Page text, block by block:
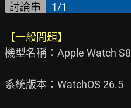
討論串 1/1
【一般問題】
機型名稱：Apple Watch S8
系統版本：WatchOS 26.5